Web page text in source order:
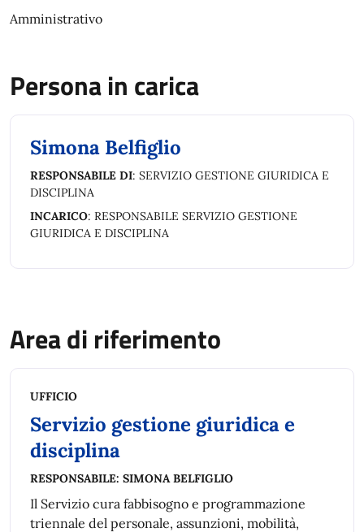
Amministrativo
Persona in carica
Simona Belfiglio
RESPONSABILE DI: SERVIZIO GESTIONE GIURIDICA E
DISCIPLINA
INCARICO: RESPONSABILE SERVIZIO GESTIONE
GIURIDICA E DISCIPLINA
Area di riferimento
UFFICIO
Servizio gestione giuridica e
disciplina
RESPONSABILE: SIMONA BELFIGLIO
Il Servizio cura fabbisogno e programmazione
triennale del personale, assunzioni, mobilità,